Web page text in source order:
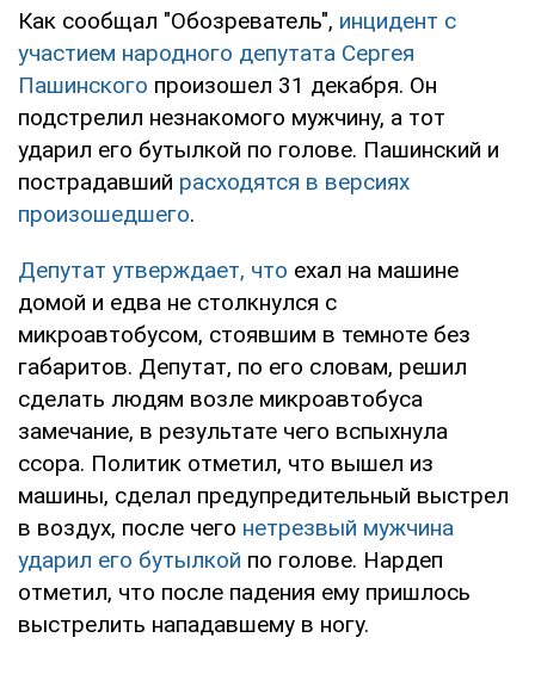
Как сообщал "Обозреватель", инцидент с
участием народного депутата Сергея
Пашинского произошел 31 декабря. Он
подстрелил незнакомого мужчину, а тот
ударил его бутылкой по голове. Пашинский и
пострадавший расходятся в версиях
произошедшего.
Депутат утверждает, что ехал на машине
домой и едва не столкнулся с
микроавтобусом, стоявшим в темноте без
габаритов. Депутат, по его словам, решил
сделать людям возле микроавтобуса
замечание, в результате чего вспыхнула
ссора. Политик отметил, что вышел из
машины, сделал предупредительный выстрел
в воздух, после чего нетрезвый мужчина
ударил его бутылкой по голове. Нардеп
отметил, что после падения ему пришлось
выстрелить нападавшему в ногу.